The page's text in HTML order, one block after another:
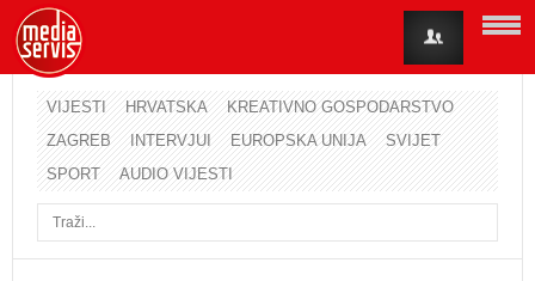
VIJESTI HRVATSKA
KREATIVNO GOSPODARSTVO
ZAGREB
INTERVJUI EUROPSKA UNIJA
SVIJET
SPORT
AUDIO VIJESTI
Korisničko ime
Lozinka